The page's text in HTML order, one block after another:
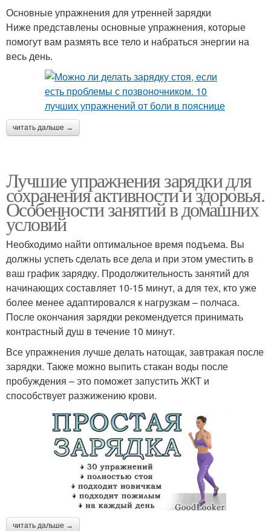
Основные упражнения для утренней зарядки
Ниже представлены основные упражнения, которые
помогут вам размять все тело и набраться энергии на
весь день.
читать дальше →
Лучшие упражнения зарядки для
сохранения активности и здоровья.
Особенности занятий в домашних
условий
Необходимо найти оптимальное время подъема. Вы
должны успеть сделать все дела и при этом уместить в
ваш график зарядку. Продолжительность занятий для
начинающих составляет 10-15 минут, а для тех, кто уже
более менее адаптировался к нагрузкам – полчаса.
После окончания зарядки рекомендуется принимать
контрастный душ в течение 10 минут.
Все упражнения лучше делать натощак, завтракая после
зарядки. Также можно выпить стакан воды после
пробуждения – это поможет запустить ЖКТ и
способствует разжижению крови.
читать дальше →